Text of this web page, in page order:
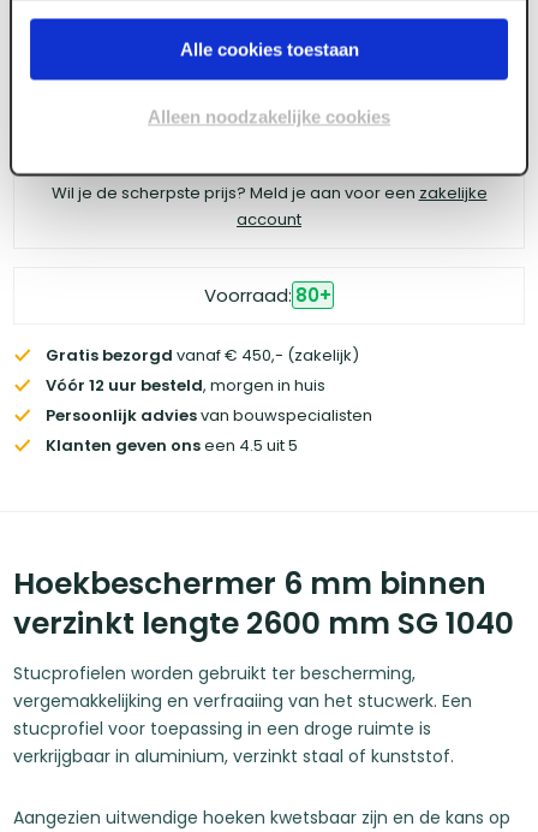
Alle cookies toestaan
Alleen noodzakelijke cookies
Log in voor prijzen
Wil je de scherpste prijs? Meld je aan voor een zakelijke
account
Voorraad: 80+
Gratis bezorgd vanaf € 450,- (zakelijk)
Vóór 12 uur besteld, morgen in huis
Persoonlijk adviesvan bouwspecialisten
Klanten geven onseen 4.5 uit 5
Hoekbeschermer 6 mm binnen
verzinkt lengte 2600 mm SG 1040
Stucprofielen worden gebruikt ter bescherming,
vergemakkelijking en verfraaiing van het stucwerk. Een
stucprofiel voor toepassing in een droge ruimte is
verkrijgbaar in aluminium, verzinkt staal of kunststof.
Aangezien uitwendige hoeken kwetsbaar zijn en de kans op